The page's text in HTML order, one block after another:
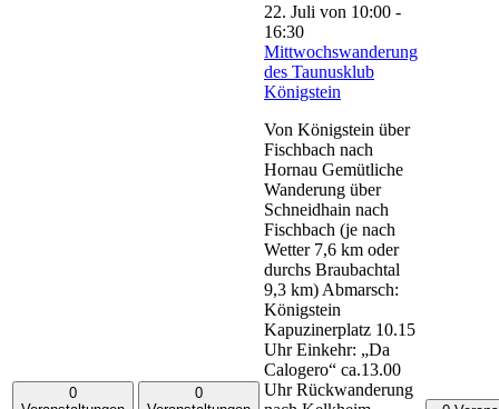
0
0
22. Juli von 10:00 -
16:30
Mittwochswanderung
des Taunusklub
Königstein
Von Königstein über
Fischbach nach
Hornau Gemütliche
Wanderung über
Schneidhain nach
Fischbach (je nach
Wetter 7,6 km oder
durchs Braubachtal
9,3 km) Abmarsch:
Königstein
Kapuzinerplatz 10.15
Uhr Einkehr: „Da
Calogero“ ca.13.00
Uhr Rückwanderung